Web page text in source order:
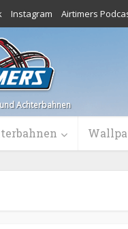
Instagram Airtimers
Achterbahnen